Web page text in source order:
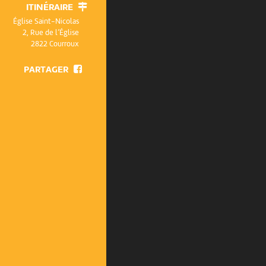
ITINÉRAIRE
Église Saint-Nicolas
2, Rue de l’Église
2822 Courroux
PARTAGER